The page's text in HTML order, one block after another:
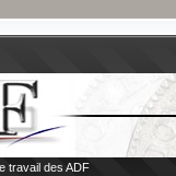
travail des ADF